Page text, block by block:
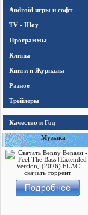
Android игры и софт
TV - Шоу
Программы
Клипы
Книги и Журналы
Разное
Трейлеры
Качество и Год
Музыка